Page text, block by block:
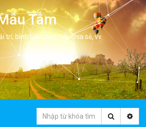
Tâm
trí, bình luân, học hỏi, chia sẻ, vv.